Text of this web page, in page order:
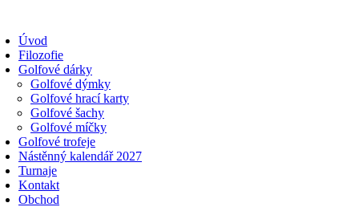
obsahu
Úvod
Filozofie
Golfové dárky
Golfové dýmky
Golfové hrací karty
Golfové šachy
Golfové míčky
Golfové trofeje
Nástěnný kalendář 2027
Turnaje
Kontakt
Obchod